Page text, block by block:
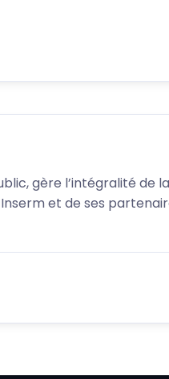
gère l’intégralité
et de ses